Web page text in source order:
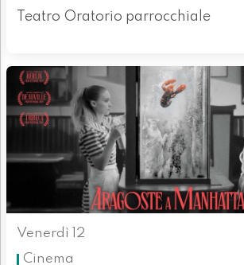
Teatro Oratorio parrocchiale
Venerdì 12
Cinema